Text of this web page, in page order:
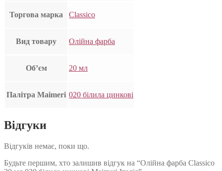
Торгова марка Classico
Вид товару Олійна фарба
Об’єм 20 мл
Палітра Maimeri 020 білила цинкові
Відгуки
Відгуків немає, поки що.
Будьте першим, хто залишив відгук на “Олійна фарба Classico